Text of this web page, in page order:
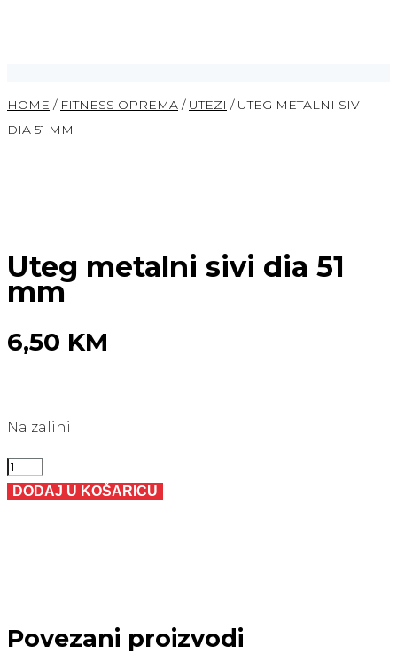
HOME / FITNESS OPREMA / UTEZI / UTEG METALNI SIVI
DIA 51 MM
Uteg metalni sivi dia 51
mm
6,50 KM
Na zalihi
Uteg
metalni
DODAJ U KOŠARICU
Povezani proizvodi